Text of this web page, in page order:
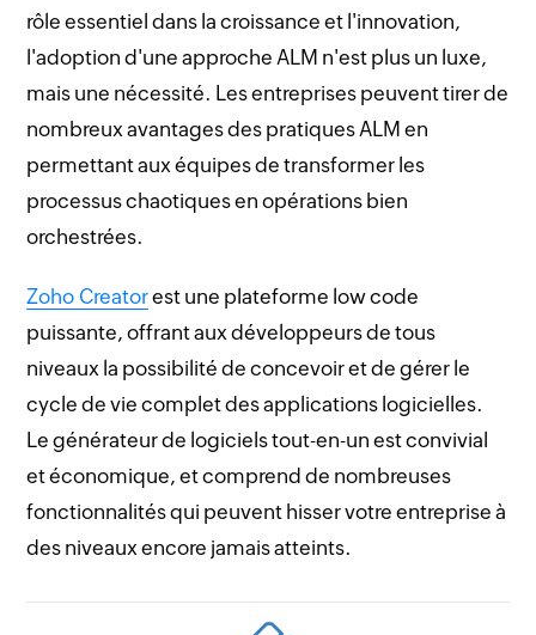
rôle essentiel dans la croissance et l'innovation,
l'adoption d'une approche ALM n'est plus un luxe,
mais une nécessité. Les entreprises peuvent tirer de
nombreux avantages des pratiques ALM en
permettant aux équipes de transformer les
processus chaotiques en opérations bien
orchestrées.
Zoho Creatorest une plateforme low code
puissante, offrant aux développeurs de tous
niveaux la possibilité de concevoir et de gérer le
cycle de vie complet des applications logicielles.
Le générateur de logiciels tout-en-un est convivial
et économique, et comprend de nombreuses
fonctionnalités qui peuvent hisser votre entreprise à
des niveaux encore jamais atteints.